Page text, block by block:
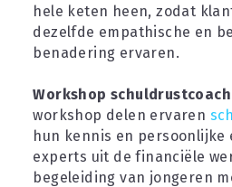
hele keten heen, zodat
dezelfde empathische en
benadering ervaren.
Workshop
workshop delen ervaren
hun kennis en persoonlijke
experts uit de financiële
begeleiding van jongeren